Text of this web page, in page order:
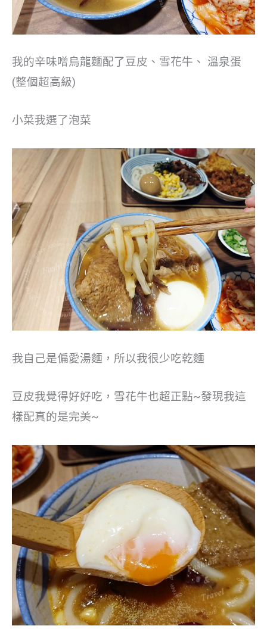
我的辛味噌烏龍麵配了豆皮、雪花牛、 溫泉蛋
(整個超高級)
小菜我選了泡菜
我自己是偏愛湯麵，所以我很少吃乾麵
豆皮我覺得好好吃，雪花牛也超正點~發現我這
樣配真的是完美~